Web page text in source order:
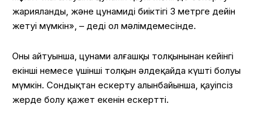
жарияланды, және цунамидің биіктігі 3 метрге дейін
жетуі мүмкін», – деді ол мәлімдемесінде.
Оның айтуынша, цунами алғашқы толқынынан кейінгі
екінші немесе үшінші толқын әлдеқайда күшті болуы
мүмкін. Сондықтан ескерту алынбайынша, қауіпсіз
жерде болу қажет екенін ескертті.